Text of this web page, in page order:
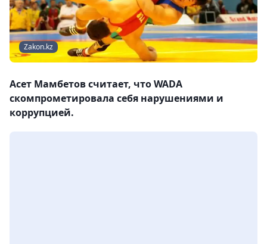
Zakon.kz
Асет Мамбетов считает, что WADA
скомпрометировала себя нарушениями и
коррупцией.